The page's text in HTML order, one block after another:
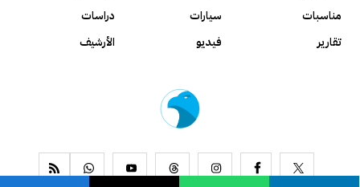
مناسبات
سيارات
دراسات
تقارير
فيديو الأرشيف